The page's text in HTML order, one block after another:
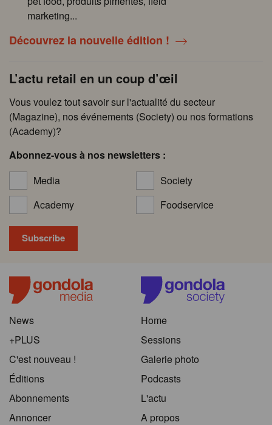
marketing...
Découvrez la nouvelle édition !
L’actu retail en un coup d’œil
Vous voulez tout savoir sur l'actualité du secteur
(Magazine), nos événements (Society) ou nos formations
(Academy)?
Abonnez-vous à nos newsletters :
Media
Society
Academy
Foodservice
News
+PLUS
C'est nouveau !
Éditions
Abonnements
Annoncer
Home
Sessions
Galerie photo
Podcasts
L'actu
A propos